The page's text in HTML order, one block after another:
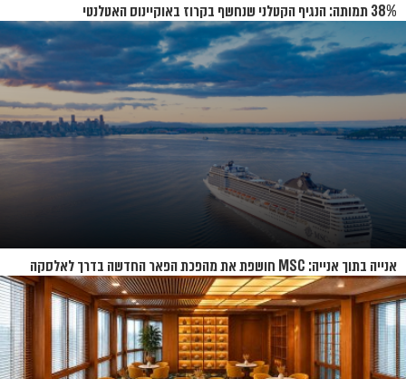
38% תמותה: הנגיף הקטלני שנחשף בקרוז באוקיינוס האטלנטי
אנייה בתוך אנייה: MSC חושפת את מהפכת הפאר החדשה בדרך לאלסקה